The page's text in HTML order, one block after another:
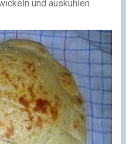
und auskühlen